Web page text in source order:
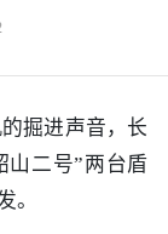
荣誉
水运
党群
创新
人才
掘进声音，长
山二号”两台盾
。